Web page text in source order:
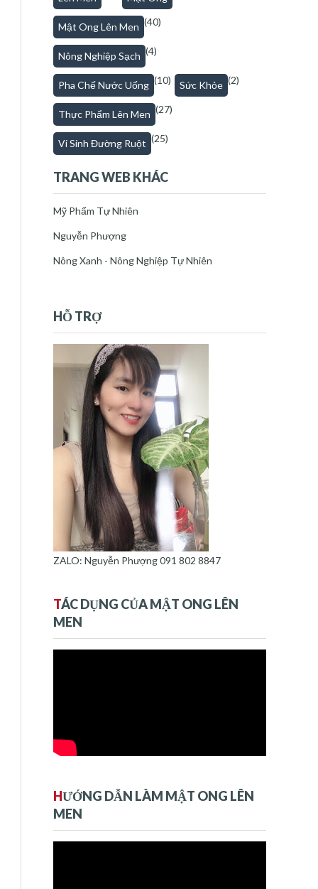
Mật Ong Lên Men (40)
Nông Nghiệp Sạch (4)
Pha Chế Nước Uống (10) Sức Khỏe (2)
Thực Phẩm Lên Men (27)
Vi Sinh Đường Ruột (25)
TRANG WEB KHÁC
Mỹ Phẩm Tự Nhiên
Nguyễn Phượng
Nông Xanh - Nông Nghiệp Tự Nhiên
HỖ TRỢ
ZALO: Nguyễn Phượng 091 802 8847
TÁC DỤNG CỦA MẬT ONG LÊN
MEN
HƯỚNG DẪN LÀM MẬT ONG LÊN
MEN